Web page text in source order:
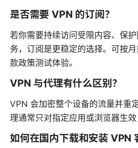
是否需要 VPN 的订阅？
若你需要持续访问受限内容、保
务，订阅是更稳定的选择。可按
款政策测试体验。
VPN 与代理有什么区别？
VPN 会加密整个设备的流量并重
理通常只对指定应用或浏览器生效
如何在国内下载和安装 VPN